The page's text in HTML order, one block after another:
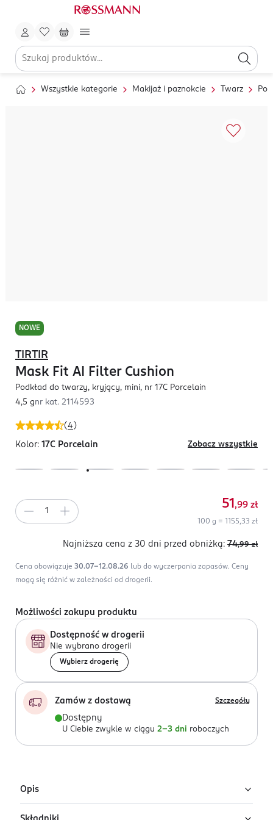
Wszystkie kategorie Makijaż i paznokcie Twarz
NOWE
(4 )
TIRTIR
Mask Fit AI Filter Cushion
Podkład do twarzy, kryjący, mini, nr 17C Porcelain
4,5 gnr kat. 2114593
Kolor: 17C Porcelain Zobacz wszystkie
51 ,99 zł
100 g = 1155,33 zł
Najniższa cena z 30 dni przed obniżką: 74,99 zł
Cena obowiązuje 30.07-12.08.26 lub do wyczerpania zapasów. Ceny
mogą się różnić w zależności od drogerii.
Możliwości zakupu produktu
Dostępność w drogerii
Nie wybrano drogerii
Wybierz drogerię
Zamów z dostawą Szczegóły
Dostępny
U Ciebie zwykle w ciągu 2-3 dni roboczych
Opis